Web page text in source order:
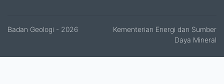
Badan Geologi - 2026
Kementerian Energi dan Sumber
Daya Mineral